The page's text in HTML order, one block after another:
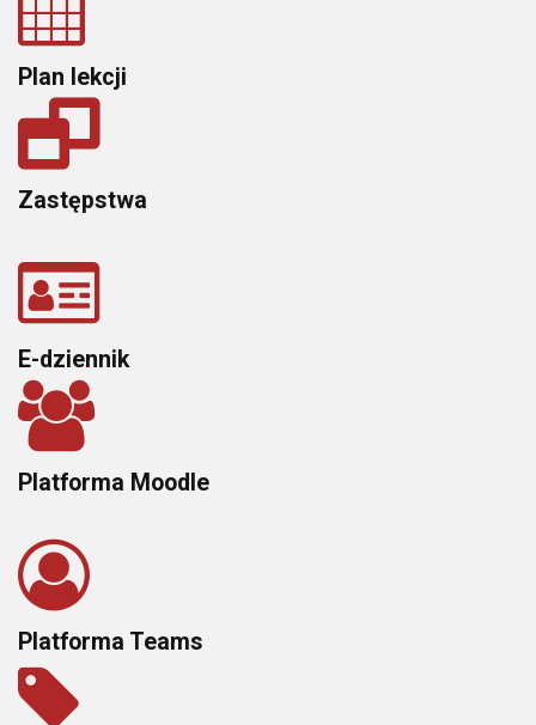
Plan lekcji
Zastępstwa
E-dziennik
Platforma Moodle
Platforma Teams